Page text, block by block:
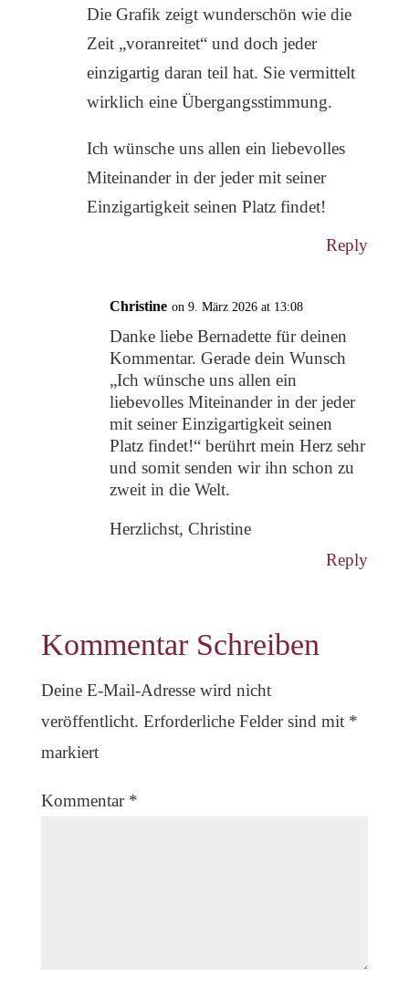
Die Grafik zeigt wunderschön wie die
Zeit „voranreitet“ und doch jeder
einzigartig daran teil hat. Sie vermittelt
wirklich eine Übergangsstimmung.
Ich wünsche uns allen ein liebevolles
Miteinander in der jeder mit seiner
Einzigartigkeit seinen Platz findet!
Reply
Christine on 9. März 2026 at 13:08
Danke liebe Bernadette für deinen
Kommentar. Gerade dein Wunsch
„Ich wünsche uns allen ein
liebevolles Miteinander in der jeder
mit seiner Einzigartigkeit seinen
Platz findet!“ berührt mein Herz sehr
und somit senden wir ihn schon zu
zweit in die Welt.
Herzlichst, Christine
Reply
Kommentar Schreiben
Deine E-Mail-Adresse wird nicht
veröffentlicht. Erforderliche Felder sind mit *
markiert
Kommentar *